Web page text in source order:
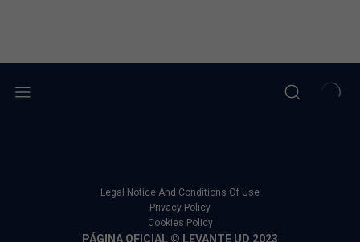
Legal Notice And Conditions Of Use
Privacy Policy
Cookies Policy
PÁGINA OFICIAL © LEVANTE UD 2023